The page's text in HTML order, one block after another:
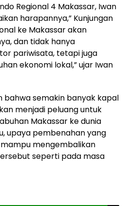
Regional 4 Makassar, Iwan
harapannya,” Kunjungan
ke Makassar akan
dan tidak hanya
pariwisata, tetapi juga
ekonomi lokal,” ujar Iwan
bahwa semakin banyak kapal
menjadi peluang untuk
Makassar ke dunia
upaya pembenahan yang
mengembalikan
seperti pada masa